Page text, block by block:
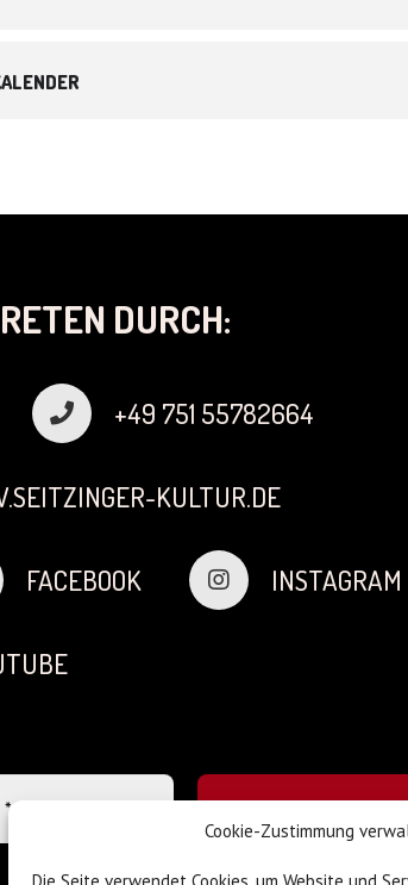
Cookie-Zustimmung
DURCH:
+49 751 55782664
KULTUR.DE
FACEBOOK INSTAGRAM